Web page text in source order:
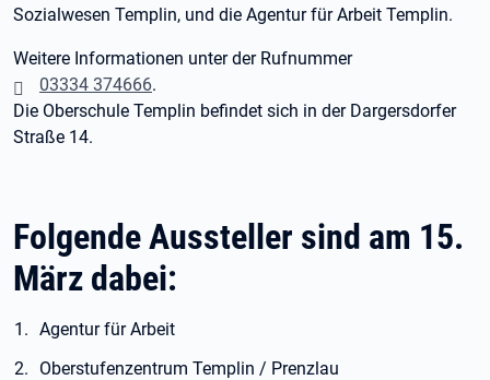
Sozialwesen Templin, und die Agentur für Arbeit Templin.
Weitere Informationen unter der Rufnummer
03334 374666.
Die Oberschule Templin befindet sich in der Dargersdorfer
Straße 14.
Folgende Aussteller sind am 15.
März dabei:
Agentur für Arbeit
Oberstufenzentrum Templin / Prenzlau